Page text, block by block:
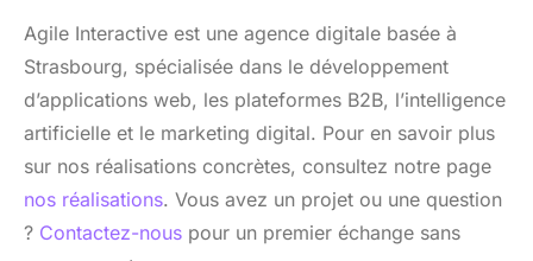
Agile Interactive est une agence digitale basée à
Strasbourg, spécialisée dans le développement
d’applications web, les plateformes B2B, l’intelligence
artificielle et le marketing digital. Pour en savoir plus
sur nos réalisations concrètes, consultez notre page
nos réalisations. Vous avez un projet ou une question
? Contactez-nous pour un premier échange sans